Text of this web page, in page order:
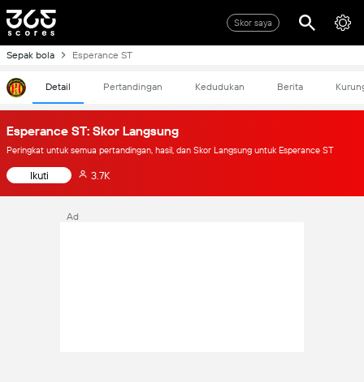
Skor saya
Sepak bola Esperance ST
Detail Pertandingan Kedudukan Berita
Esperance ST: Skor Langsung
Peringkat untuk semua pertandingan, hasil, dan Skor Langsung untuk Esperance ST
Ikuti 3.7K
Ad